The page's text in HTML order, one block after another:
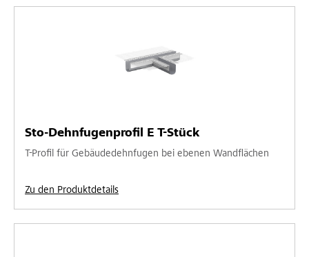
Sto-Dehnfugenprofil E T-Stück
T-Profil für Gebäudedehnfugen bei ebenen Wandflächen
Zu den Produktdetails